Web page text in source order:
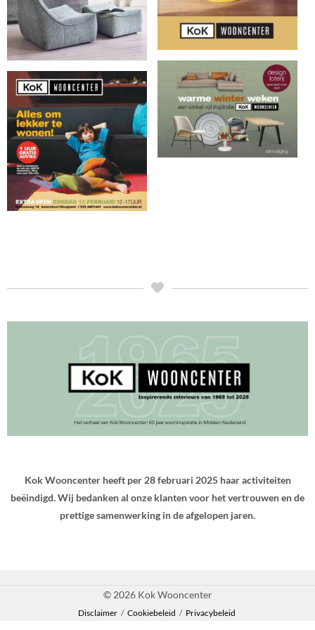
Kok Wooncenter heeft per 28 februari 2025 haar activiteiten
beëindigd. Wij bedanken al onze klanten voor het vertrouwen en de
prettige samenwerking in de afgelopen jaren.
© 2026 Kok Wooncenter
Disclaimer / Cookiebeleid / Privacybeleid